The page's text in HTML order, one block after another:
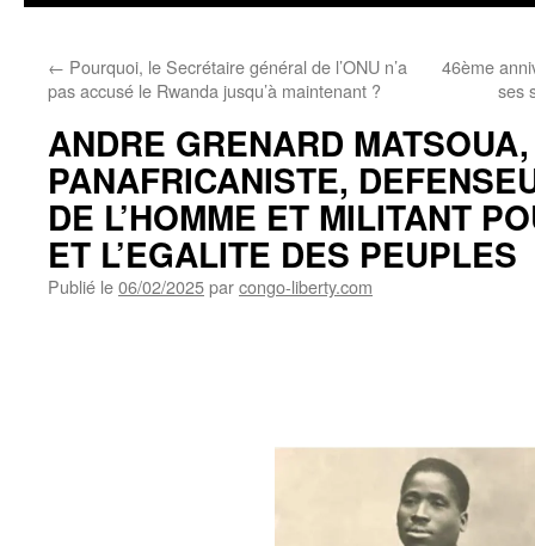
← Pourquoi, le Secrétaire général de l’ONU n’a
pas accusé le Rwanda jusqu’à maintenant ?
46ème
ses
ANDRE GRENARD MATSOUA,
PANAFRICANISTE,
DE L’HOMME ET MILITANT
ET L’EGALITE DES PEUPLES
Publié le06/02/2025parcongo-liberty.com